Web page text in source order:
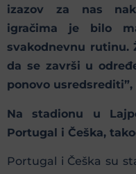
izazov za nas
igračima je bilo
svakodnevnu rutinu.
da se završi u
ponovo usredsrediti”,
Na stadionu u
Portugal i Češka,
Portugal i Češka su